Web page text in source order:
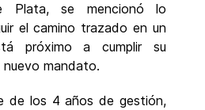
Plata, se mencionó lo
el camino trazado en un
próximo a cumplir su
mandato.
de los 4 años de gestión,